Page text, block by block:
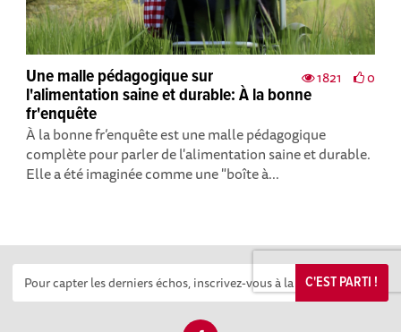
1821 0
Une malle pédagogique sur
l'alimentation saine et durable: À la bonne
fr'enquête
À la bonne fr’enquête est une malle pédagogique
complète pour parler de l'alimentation saine et durable.
Elle a été imaginée comme une "boîte à...
C'EST PARTI !